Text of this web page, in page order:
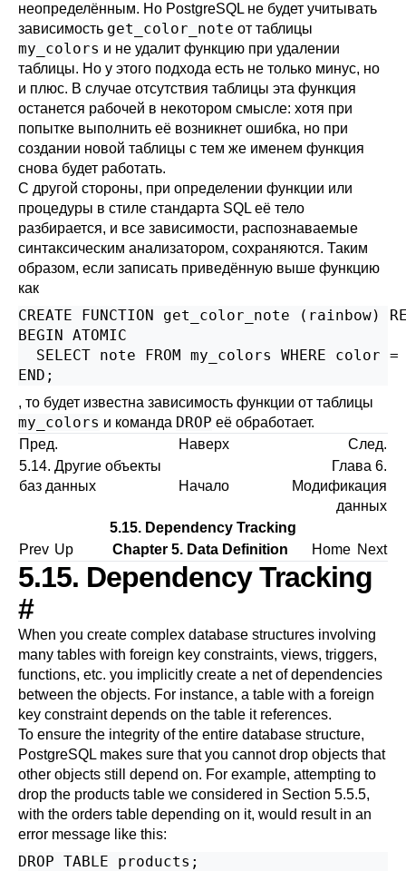
неопределённым. Но PostgreSQL не будет учитывать
зависимость get_color_note от таблицы
my_colors и не удалит функцию при удалении
таблицы. Но у этого подхода есть не только минус, но
и плюс. В случае отсутствия таблицы эта функция
останется рабочей в некотором смысле: хотя при
попытке выполнить её возникнет ошибка, но при
создании новой таблицы с тем же именем функция
снова будет работать.
С другой стороны, при определении функции или
процедуры в стиле стандарта SQL её тело
разбирается, и все зависимости, распознаваемые
синтаксическим анализатором, сохраняются. Таким
образом, если записать приведённую выше функцию
как
CREATE FUNCTION get_color_note (rainbow)
BEGIN ATOMIC
SELECT note FROM my_colors WHERE color =
END;
, то будет известна зависимость функции от таблицы
my_colors и команда DROP её обработает.
Пред.
Наверх
След.
5.14. Другие объекты
баз данных
Начало
Глава 6.
Модификация
данных
5.15. Dependency Tracking
Prev Up Chapter 5. Data Definition Home Next
5.15. Dependency Tracking
#
When you create complex database structures involving
many tables with foreign key constraints, views, triggers,
functions, etc. you implicitly create a net of dependencies
between the objects. For instance, a table with a foreign
key constraint depends on the table it references.
To ensure the integrity of the entire database structure,
PostgreSQL makes sure that you cannot drop objects that
other objects still depend on. For example, attempting to
drop the products table we considered in Section 5.5.5,
with the orders table depending on it, would result in an
error message like this:
DROP TABLE products;